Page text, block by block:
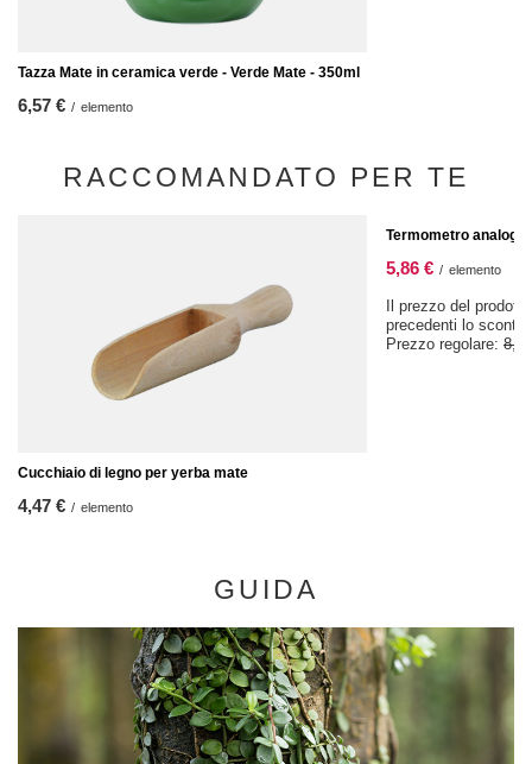
Tazza Mate in ceramica verde - Verde Mate - 350ml
6,57 € / elemento
RACCOMANDATO PER TE
Cucchiaio di legno per yerba mate
4,47 € / elemento
Termometro
5,86 € / elemento
Il prezzo del
precedenti lo
Prezzo regolare:
GUIDA